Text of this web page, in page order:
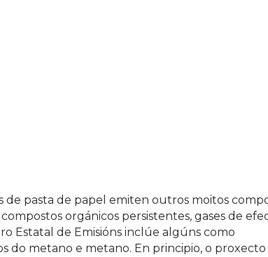
de pasta de papel emiten outros moitos
orgánicos persistentes, gases de
Estatal de Emisións inclúe algúns como
do metano e metano. En principio, o proxecto